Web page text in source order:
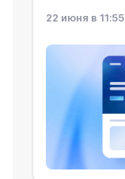
22 июня в 11:55